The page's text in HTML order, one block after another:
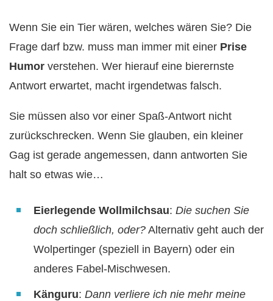
Wenn Sie ein Tier wären, welches wären Sie? Die
Frage darf bzw. muss man immer mit einer Prise
Humor verstehen. Wer hierauf eine bierernste
Antwort erwartet, macht irgendetwas falsch.
Sie müssen also vor einer Spaß-Antwort nicht
zurückschrecken. Wenn Sie glauben, ein kleiner
Gag ist gerade angemessen, dann antworten Sie
halt so etwas wie…
Eierlegende Wollmilchsau: Die suchen Sie
doch schließlich, oder? Alternativ geht auch der
Wolpertinger (speziell in Bayern) oder ein
anderes Fabel-Mischwesen.
Känguru: Dann verliere ich nie mehr meine